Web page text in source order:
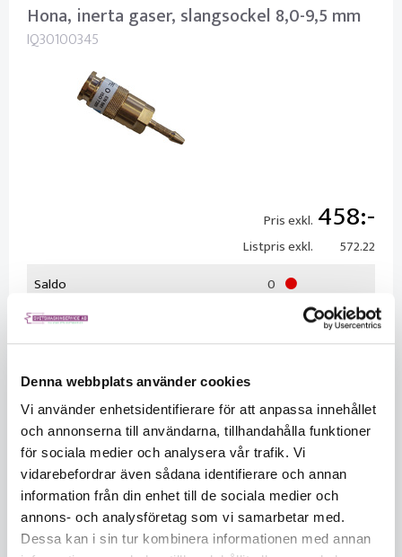
Denna webbplats använder cookies
Vi använder enhetsidentifierare för att anpassa innehållet
och annonserna till användarna, tillhandahålla funktioner
för sociala medier och analysera vår trafik. Vi
vidarebefordrar även sådana identifierare och annan
information från din enhet till de sociala medier och
annons- och analysföretag som vi samarbetar med.
Dessa kan i sin tur kombinera informationen med annan
Hona, inerta gaser, slangsockel 8,0-9,5 mm
IQ30100345
Pris exkl. 458
Listpris exkl.
572.22
Saldo
0
Säljs per
Ersättningsprodukt:
Länk
KÖP